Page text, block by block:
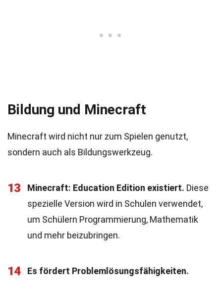
Bildung und Minecraft
Minecraft wird nicht nur zum Spielen genutzt,
sondern auch als Bildungswerkzeug.
13 Minecraft: Education Edition existiert. Diese
spezielle Version wird in Schulen verwendet,
um Schülern Programmierung, Mathematik
und mehr beizubringen.
14
Es fördert Problemlösungsfähigkeiten.